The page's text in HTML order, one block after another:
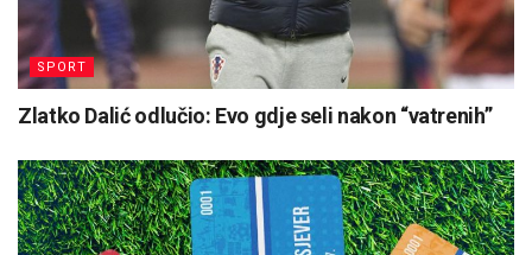
SPORT
Zlatko Dalić odlučio: Evo gdje seli nakon “vatrenih”